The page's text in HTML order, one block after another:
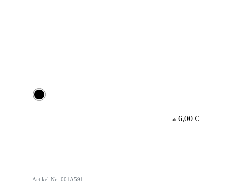
ab 6,00 €
Artikel-Nr.: 001A591